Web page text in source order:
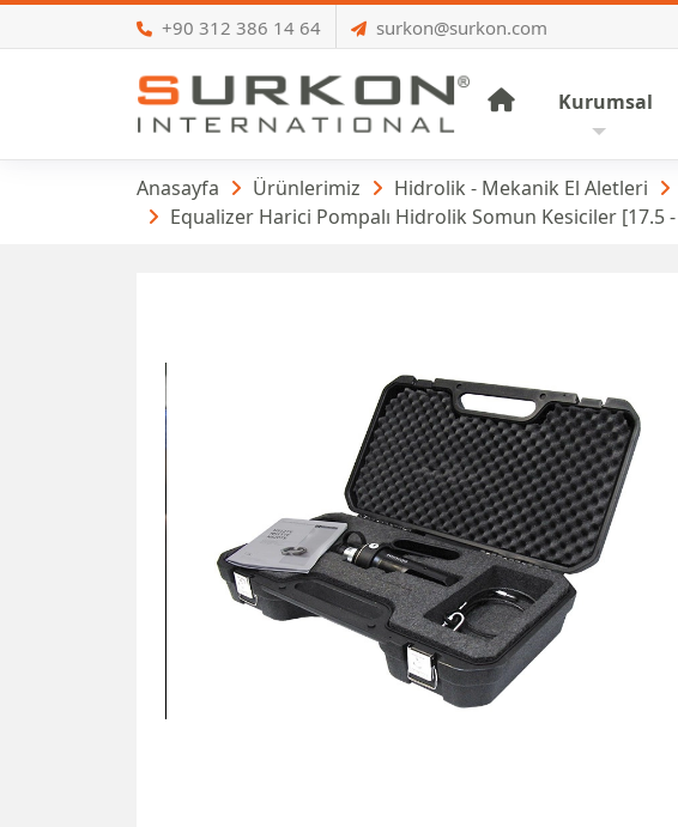
+90 312 386 14 64 surkon@surkon.com
Anasayfa
Kurumsal
Hidrolik Somun
Anasayfa Ürünlerimiz Hidrolik - Mekanik El Aletleri
Equalizer Harici Pompalı Hidrolik Somun Kesiciler [17.5